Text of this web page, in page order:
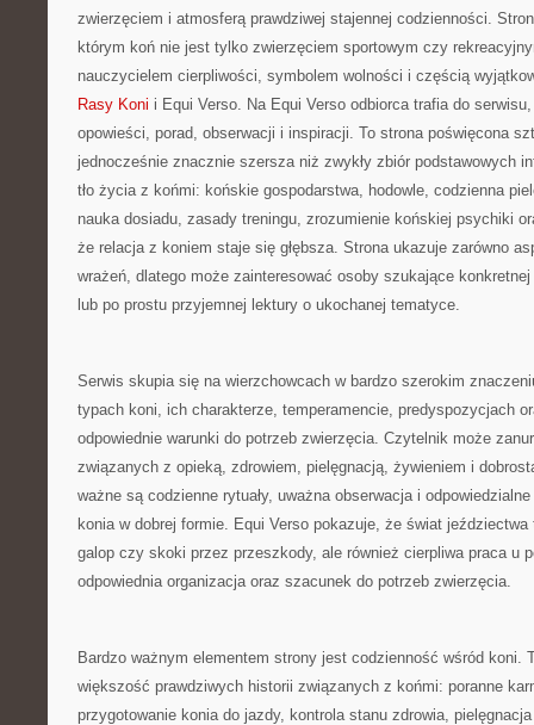
zwierzęciem i atmosferą prawdziwej stajennej codzienności.
którym koń nie jest tylko zwierzęciem sportowym czy
nauczycielem cierpliwości, symbolem wolności i częścią
Rasy Koni i Equi Verso. Na Equi Verso odbiorca trafia do
opowieści, porad, obserwacji i inspiracji. To strona poświęcona
jednocześnie znacznie szersza niż zwykły zbiór podstawowych
tło życia z końmi: końskie gospodarstwa, hodowle, codzienna
nauka dosiadu, zasady treningu, zrozumienie końskiej psychiki
że relacja z koniem staje się głębsza. Strona ukazuje zarówno
wrażeń, dlatego może zainteresować osoby szukające
lub po prostu przyjemnej lektury o ukochanej tematyce.
Serwis skupia się na wierzchowcach w bardzo szerokim
typach koni, ich charakterze, temperamencie, predyspozycjach
odpowiednie warunki do potrzeb zwierzęcia. Czytelnik może
związanych z opieką, zdrowiem, pielęgnacją, żywieniem i
ważne są codzienne rytuały, uważna obserwacja i
konia w dobrej formie. Equi Verso pokazuje, że świat
galop czy skoki przez przeszkody, ale również cierpliwa praca u
odpowiednia organizacja oraz szacunek do potrzeb zwierzęcia.
Bardzo ważnym elementem strony jest codzienność wśród koni.
większość prawdziwych historii związanych z końmi: poranne
przygotowanie konia do jazdy, kontrola stanu zdrowia,